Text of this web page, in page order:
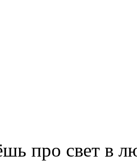
про свет в